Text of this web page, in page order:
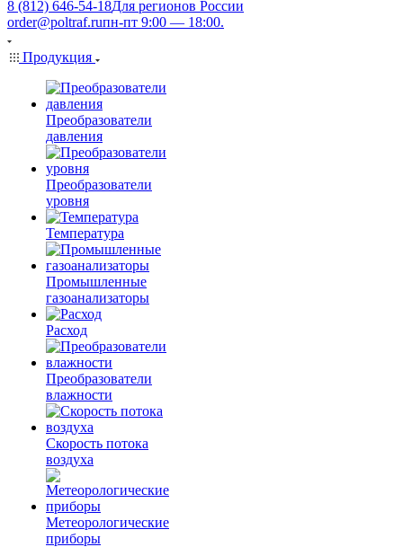
8 (812) 646-54-18Для регионов России
order@poltraf.ruпн-пт 9:00 — 18:00.
Продукция
Преобразователи
давления
Преобразователи
уровня
Температура
Промышленные
газоанализаторы
Расход
Преобразователи
влажности
Скорость потока
воздуха
Метеорологические
приборы